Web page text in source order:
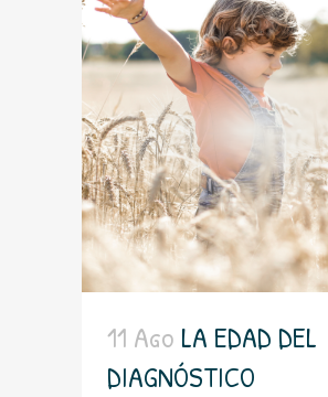
11 Ago LA EDAD DEL
DIAGNÓSTICO